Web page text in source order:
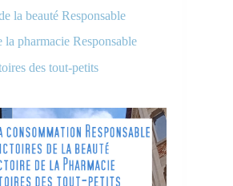
la beauté Responsable
pharmacie Responsable
des tout-petits